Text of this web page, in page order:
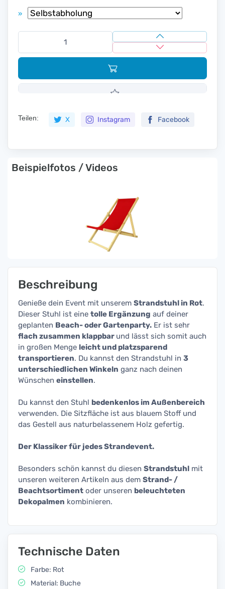
»
Teilen: X Instagram Facebook
Beispielfotos / Videos
Beschreibung
Genieße dein Event mit unserem Strandstuhl in Rot.
Dieser Stuhl ist eine tolle Ergänzung auf deiner
geplanten Beach- oder Gartenparty. Er ist sehr
flach zusammen klappbar und lässt sich somit auch
in großen Menge leicht und platzsparend
transportieren. Du kannst den Strandstuhl in 3
unterschiedlichen Winkeln ganz nach deinen
Wünschen einstellen.
Du kannst den Stuhl bedenkenlos im Außenbereich
verwenden. Die Sitzfläche ist aus blauem Stoff und
das Gestell aus naturbelassenem Holz gefertig.
Der Klassiker für jedes Strandevent.
Besonders schön kannst du diesen Strandstuhl mit
unseren weiteren Artikeln aus dem Strand- /
Beachtsortiment oder unseren beleuchteten
Dekopalmen kombinieren.
Technische Daten
Farbe: Rot
Material: Buche